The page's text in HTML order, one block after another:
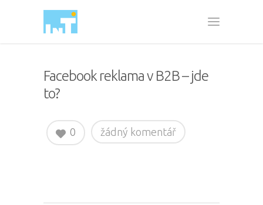
Facebook reklama v B2B – jde
to?
žádný komentář
0